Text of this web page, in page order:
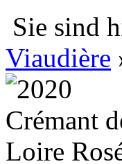
Sie sind
Viaudière